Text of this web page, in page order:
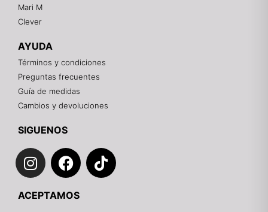
Mari M
Clever
AYUDA
Términos y condiciones
Preguntas frecuentes
Guía de medidas
Cambios y devoluciones
SIGUENOS
I
n
t
F
a
e
T
i
ACEPTAMOS
pagos.
Recuerda: 10% de descuento en tu primera compra
Contáctanos por el canal que prefieras 💕
WhatsApp
Instagram
Teléfono
Email